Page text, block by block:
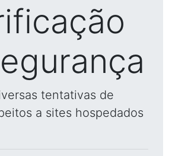
tentativas de
a sites hospedados